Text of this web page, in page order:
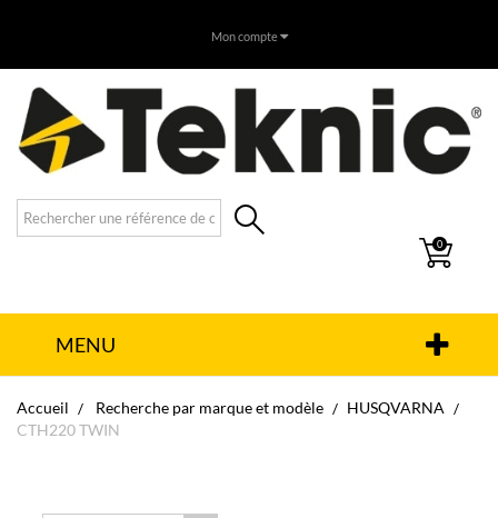
Mon compte
0
MENU
Accueil Recherche par marque et modèle
HUSQVARNA
CTH220 TWIN